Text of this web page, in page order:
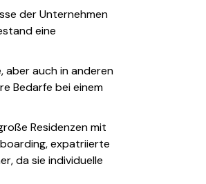
der Unternehmen
eine
aber auch in anderen
Bedarfe bei einem
Residenzen mit
expatriierte
da sie individuelle